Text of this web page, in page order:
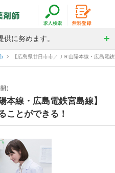
に努めます。
【広島県廿日市市／ＪＲ山陽本線・広島電
）
本線・広島電鉄宮島線】
ことができる！